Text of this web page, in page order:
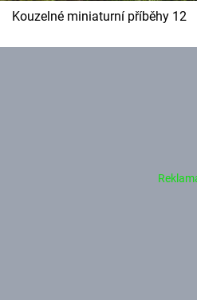
Kouzelné miniaturní příběhy 12